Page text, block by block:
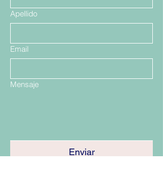
Apellido
Email
Mensaje
Enviar